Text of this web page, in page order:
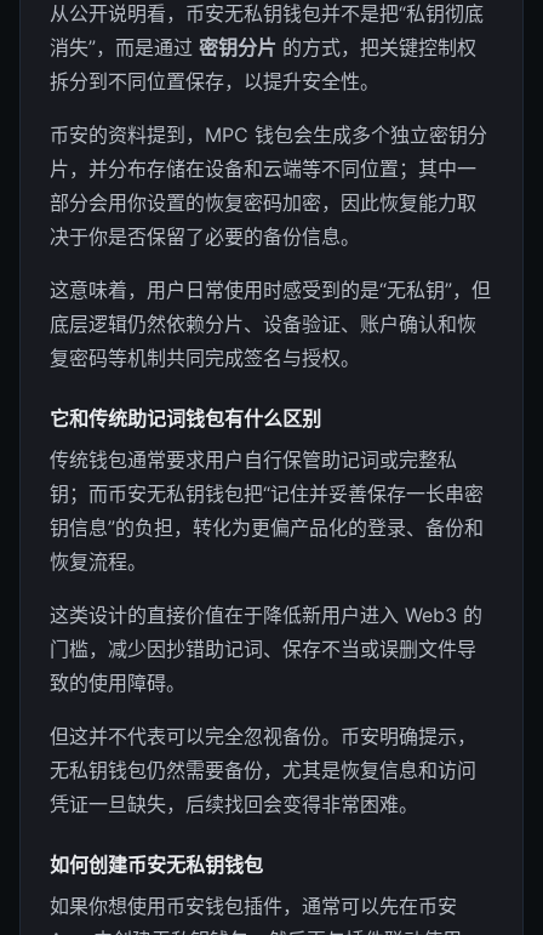
从公开说明看，币安无私钥钱包并不是把“私钥彻底
消失”，而是通过 密钥分片 的方式，把关键控制权
拆分到不同位置保存，以提升安全性。
币安的资料提到，MPC 钱包会生成多个独立密钥分
片，并分布存储在设备和云端等不同位置；其中一
部分会用你设置的恢复密码加密，因此恢复能力取
决于你是否保留了必要的备份信息。
这意味着，用户日常使用时感受到的是“无私钥”，但
底层逻辑仍然依赖分片、设备验证、账户确认和恢
复密码等机制共同完成签名与授权。
它和传统助记词钱包有什么区别
传统钱包通常要求用户自行保管助记词或完整私
钥；而币安无私钥钱包把“记住并妥善保存一长串密
钥信息”的负担，转化为更偏产品化的登录、备份和
恢复流程。
这类设计的直接价值在于降低新用户进入 Web3 的
门槛，减少因抄错助记词、保存不当或误删文件导
致的使用障碍。
但这并不代表可以完全忽视备份。币安明确提示，
无私钥钱包仍然需要备份，尤其是恢复信息和访问
凭证一旦缺失，后续找回会变得非常困难。
如何创建币安无私钥钱包
如果你想使用币安钱包插件，通常可以先在币安